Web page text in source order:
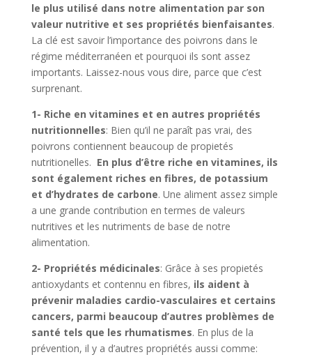
le plus utilisé dans notre alimentation par son
valeur nutritive et ses propriétés bienfaisantes.
La clé est savoir l’importance des poivrons dans le
régime méditerranéen et pourquoi ils sont assez
importants. Laissez-nous vous dire, parce que c’est
surprenant.
1- Riche en vitamines et en autres propriétés
nutritionnelles: Bien qu’il ne paraît pas vrai, des
poivrons contiennent beaucoup de propietés
nutritionelles. En plus d’être riche en vitamines, ils
sont également riches en fibres, de potassium
et d’hydrates de carbone. Une aliment assez simple
a une grande contribution en termes de valeurs
nutritives et les nutriments de base de notre
alimentation.
2- Propriétés médicinales: Grâce à ses propietés
antioxydants et contennu en fibres, ils aident à
prévenir maladies cardio-vasculaires et certains
cancers, parmi beaucoup d’autres problèmes de
santé tels que les rhumatismes. En plus de la
prévention, il y a d’autres propriétés aussi comme: